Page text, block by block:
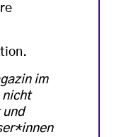
im
nicht